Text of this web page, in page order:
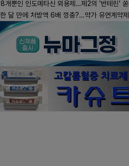
8개뿐인 인도메타신 외용제…제2의 '반테린' 쏟아지나
한 달 만에 처방액 6배 껑충?…약가 유연계약제 착시효과